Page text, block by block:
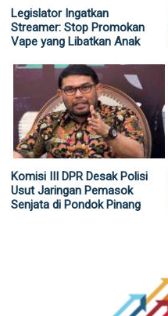
Legislator Ingatkan
Streamer: Stop Promokan
Vape yang Libatkan Anak
Komisi III DPR Desak Polisi
Usut Jaringan Pemasok
Senjata di Pondok Pinang